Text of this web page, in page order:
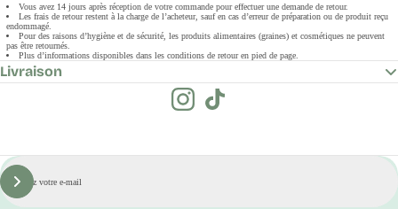
Vous avez 14 jours après réception de votre commande pour effectuer une demande de retour.
Les frais de retour restent à la charge de l’acheteur, sauf en cas d’erreur de préparation ou de produit reçu
endommagé.
Pour des raisons d’hygiène et de sécurité, les produits alimentaires (graines) et cosmétiques ne peuvent
pas être retournés.
Plus d’informations disponibles dans les conditions de retour en pied de page.
Livraison
E-
mail
S'inscrire